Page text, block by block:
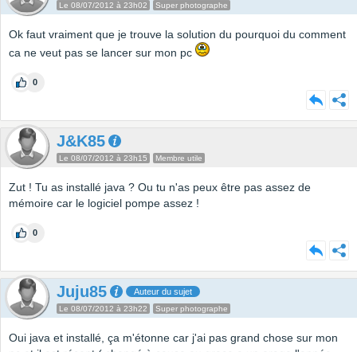
Le 08/07/2012 à 23h02 Super photographe
Ok faut vraiment que je trouve la solution du pourquoi du comment
ca ne veut pas se lancer sur mon pc
0
J&K85
Le 08/07/2012 à 23h15 Membre utile
Zut ! Tu as installé java ? Ou tu n'as peux être pas assez de
mémoire car le logiciel pompe assez !
0
Juju85 Auteur du sujet
Le 08/07/2012 à 23h22 Super photographe
Oui java et installé, ça m'étonne car j'ai pas grand chose sur mon